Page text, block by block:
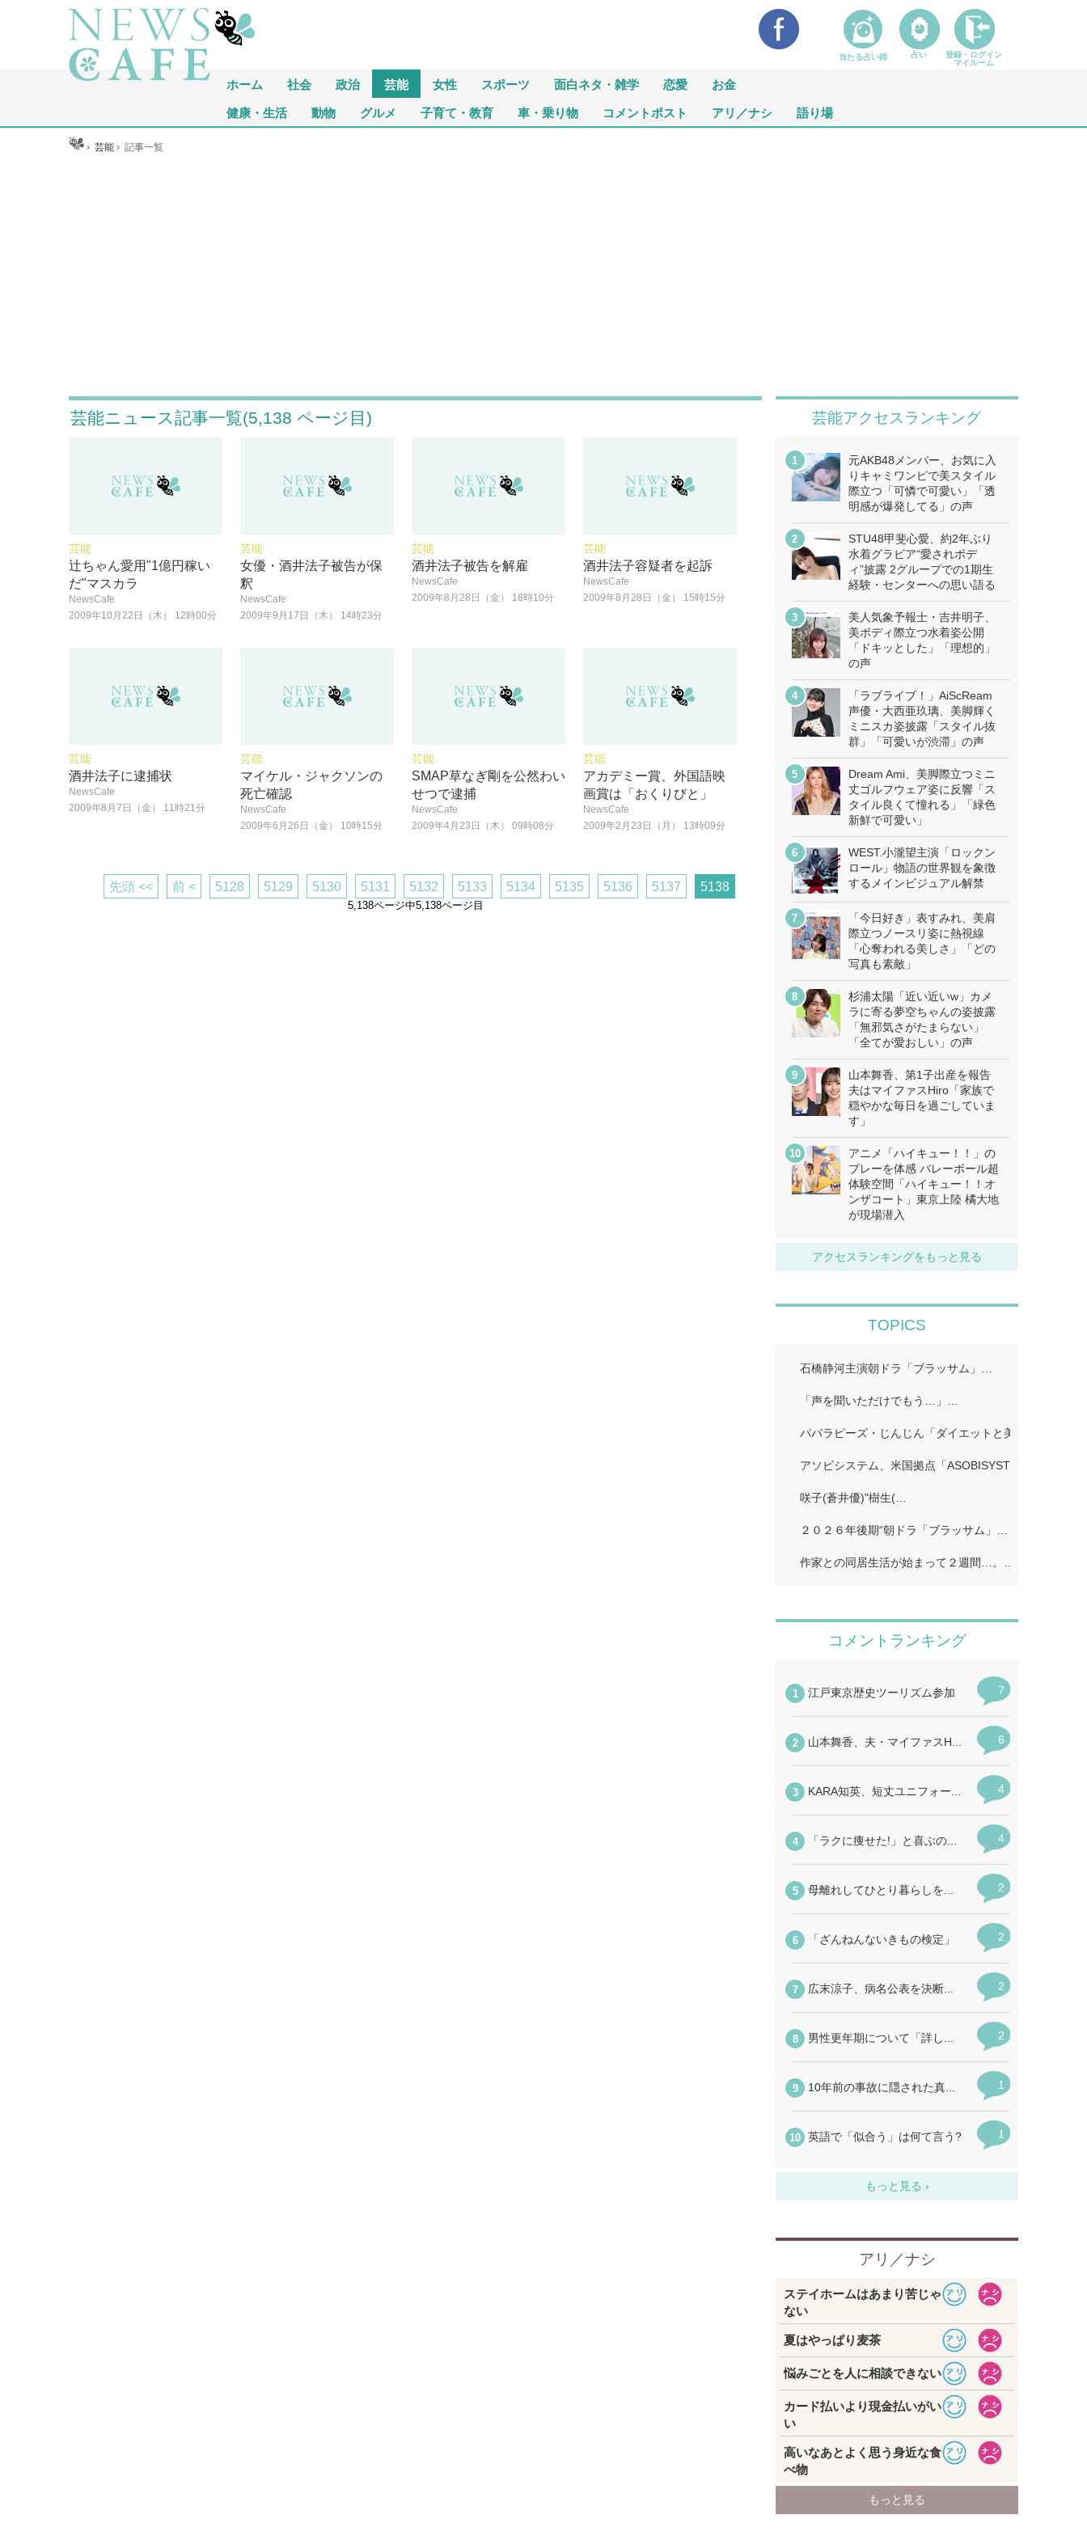
ホーム 社会 政治 芸能 女性 スポーツ 面白ネタ・雑学 恋愛 お金
健康・生活 動物 グルメ 子育て・教育 車・乗り物 コメントポスト アリ／ナシ 語り場
ホーム ›芸能 ›記事一覧
芸能ニュース記事一覧(5,138 ページ目)
芸能
辻ちゃん愛用"1億円稼い
だ"マスカラ
NewsCafe
2009年10月22日（木） 12時00分
芸能
女優・酒井法子被告が保
釈
NewsCafe
2009年9月17日（木） 14時23分
芸能
酒井法子被告を解雇
NewsCafe
2009年8月28日（金） 18時10分
芸能
酒井法子容疑者を起訴
NewsCafe
2009年8月28日（金） 15時15分
芸能
酒井法子に逮捕状
NewsCafe
2009年8月7日（金） 11時21分
芸能
マイケル・ジャクソンの
死亡確認
NewsCafe
2009年6月26日（金） 10時15分
芸能
SMAP草なぎ剛を公然わい
せつで逮捕
NewsCafe
2009年4月23日（木） 09時08分
芸能
アカデミー賞、外国語映
画賞は「おくりびと」
NewsCafe
2009年2月23日（月） 13時09分
先頭 << 前 < 5128 5129 5130 5131 5132 5133 5134 5135 5136 5137 5138
5,138ページ中5,138ページ目
芸能アクセスランキング
元AKB48メンバー、お気に入
りキャミワンピで美スタイル
際立つ「可憐で可愛い」「透
明感が爆発してる」の声
STU48甲斐心愛、約2年ぶり
水着グラビア“愛されボデ
ィ”披露 2グループでの1期生
経験・センターへの思い語る
美人気象予報士・吉井明子、
美ボディ際立つ水着姿公開
「ドキッとした」「理想的」
の声
「ラブライブ！」AiScReam
声優・大西亜玖璃、美脚輝く
ミニスカ姿披露「スタイル抜
群」「可愛いが渋滞」の声
Dream Ami、美脚際立つミニ
丈ゴルフウェア姿に反響「ス
タイル良くて憧れる」「緑色
新鮮で可愛い」
WEST.小瀧望主演「ロックン
ロール」物語の世界観を象徴
するメインビジュアル解禁
「今日好き」表すみれ、美肩
際立つノースリ姿に熱視線
「心奪われる美しさ」「どの
写真も素敵」
杉浦太陽「近い近いw」カメ
ラに寄る夢空ちゃんの姿披露
「無邪気さがたまらない」
「全てが愛おしい」の声
山本舞香、第1子出産を報告
夫はマイファスHiro「家族で
穏やかな毎日を過ごしていま
す」
アニメ「ハイキュー！！」の
プレーを体感 バレーボール超
体験空間「ハイキュー！！オ
ンザコート」東京上陸 橘大地
が現場潜入
アクセスランキングをもっと見る
TOPICS
石橋静河主演朝ドラ「ブラッサム」…
「声を聞いただけでもう…」…
パパラピーズ・じんじん「ダイエットと美肌に超良い
アソビシステム、米国拠点「ASOBISYSTEM USA」…
咲子(蒼井優)"樹生(…
２０２６年後期“朝ドラ「ブラッサム」…
作家との同居生活が始まって２週間…。…
当たる占い師 占い
登録・ログイン
マイルーム